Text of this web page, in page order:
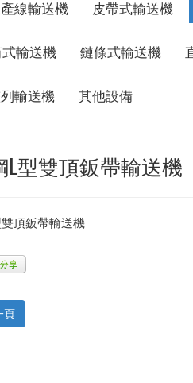
線輸送機 皮帶式輸送機
輸送機 鏈條式輸送機
輸送機 其他設備
L型雙頂鈑帶輸送機
頂鈑帶輸送機
頁